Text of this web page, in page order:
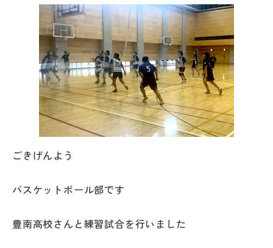
帰国生受験情報
説明会・イベント情報
よみもの
学校からのお知らせ
学校HP最新情報
特集
ごきげんよう
バスケットボール部です
豊南高校さんと練習試合を行いました